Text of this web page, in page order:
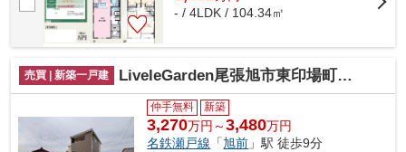
- / 4LDK / 104.34㎡
売買 | 新築一戸建 LiveleGarden尾張旭市東印場町全5棟【仲介手数料無料 渋川小 西中】
仲手無料 新築
3,270万円～3,480万円
名鉄瀬戸線 「旭前 」駅 徒歩9分